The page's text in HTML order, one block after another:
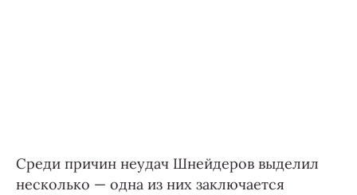
Среди причин неудач Шнейдеров выделил
несколько — одна из них заключается